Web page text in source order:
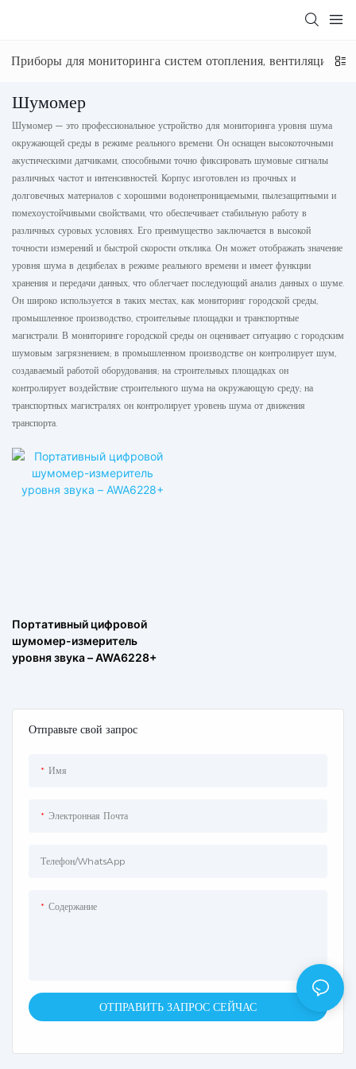
Приборы для мониторинга систем отопления, вентиляции и
Шумомер
Шумомер — это профессиональное устройство для мониторинга уровня шума
окружающей среды в режиме реального времени. Он оснащен высокоточными
акустическими датчиками, способными точно фиксировать шумовые сигналы
различных частот и интенсивностей. Корпус изготовлен из прочных и
долговечных материалов с хорошими водонепроницаемыми, пылезащитными и
помехоустойчивыми свойствами, что обеспечивает стабильную работу в
различных суровых условиях. Его преимущество заключается в высокой
точности измерений и быстрой скорости отклика. Он может отображать значение
уровня шума в децибелах в режиме реального времени и имеет функции
хранения и передачи данных, что облегчает последующий анализ данных о шуме.
Он широко используется в таких местах, как мониторинг городской среды,
промышленное производство, строительные площадки и транспортные
магистрали. В мониторинге городской среды он оценивает ситуацию с городским
шумовым загрязнением; в промышленном производстве он контролирует шум,
создаваемый работой оборудования; на строительных площадках он
контролирует воздействие строительного шума на окружающую среду; на
транспортных магистралях он контролирует уровень шума от движения
транспорта.
Отправьте свой запрос
Имя
Электронная Почта
Телефон/WhatsApp
Содержание
ОТПРАВИТЬ ЗАПРОС СЕЙЧАС
Портативный цифровой
шумомер-измеритель
уровня звука – AWA6228+